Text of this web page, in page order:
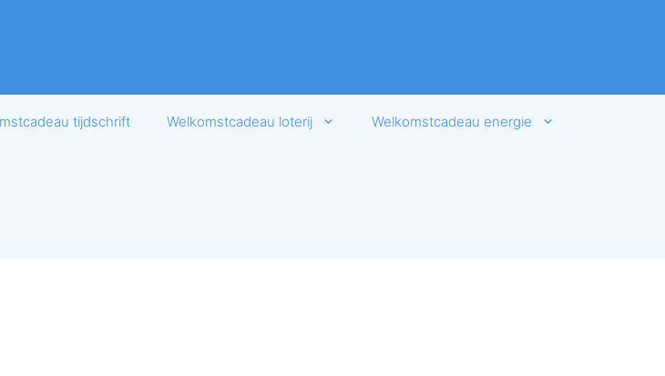
tijdschrift Welkomstcadeau loterij Welkomstcadeau energie